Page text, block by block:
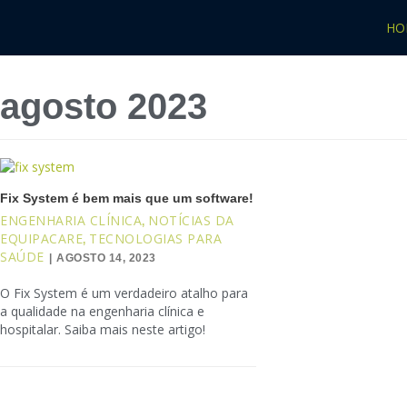
o
agosto 2023
Fix System é bem mais que um software!
ENGENHARIA CLÍNICA, NOTÍCIAS DA
EQUIPACARE, TECNOLOGIAS PARA
SAÚDE
AGOSTO 14, 2023
O Fix System é um verdadeiro atalho para
a qualidade na engenharia clínica e
hospitalar. Saiba mais neste artigo!